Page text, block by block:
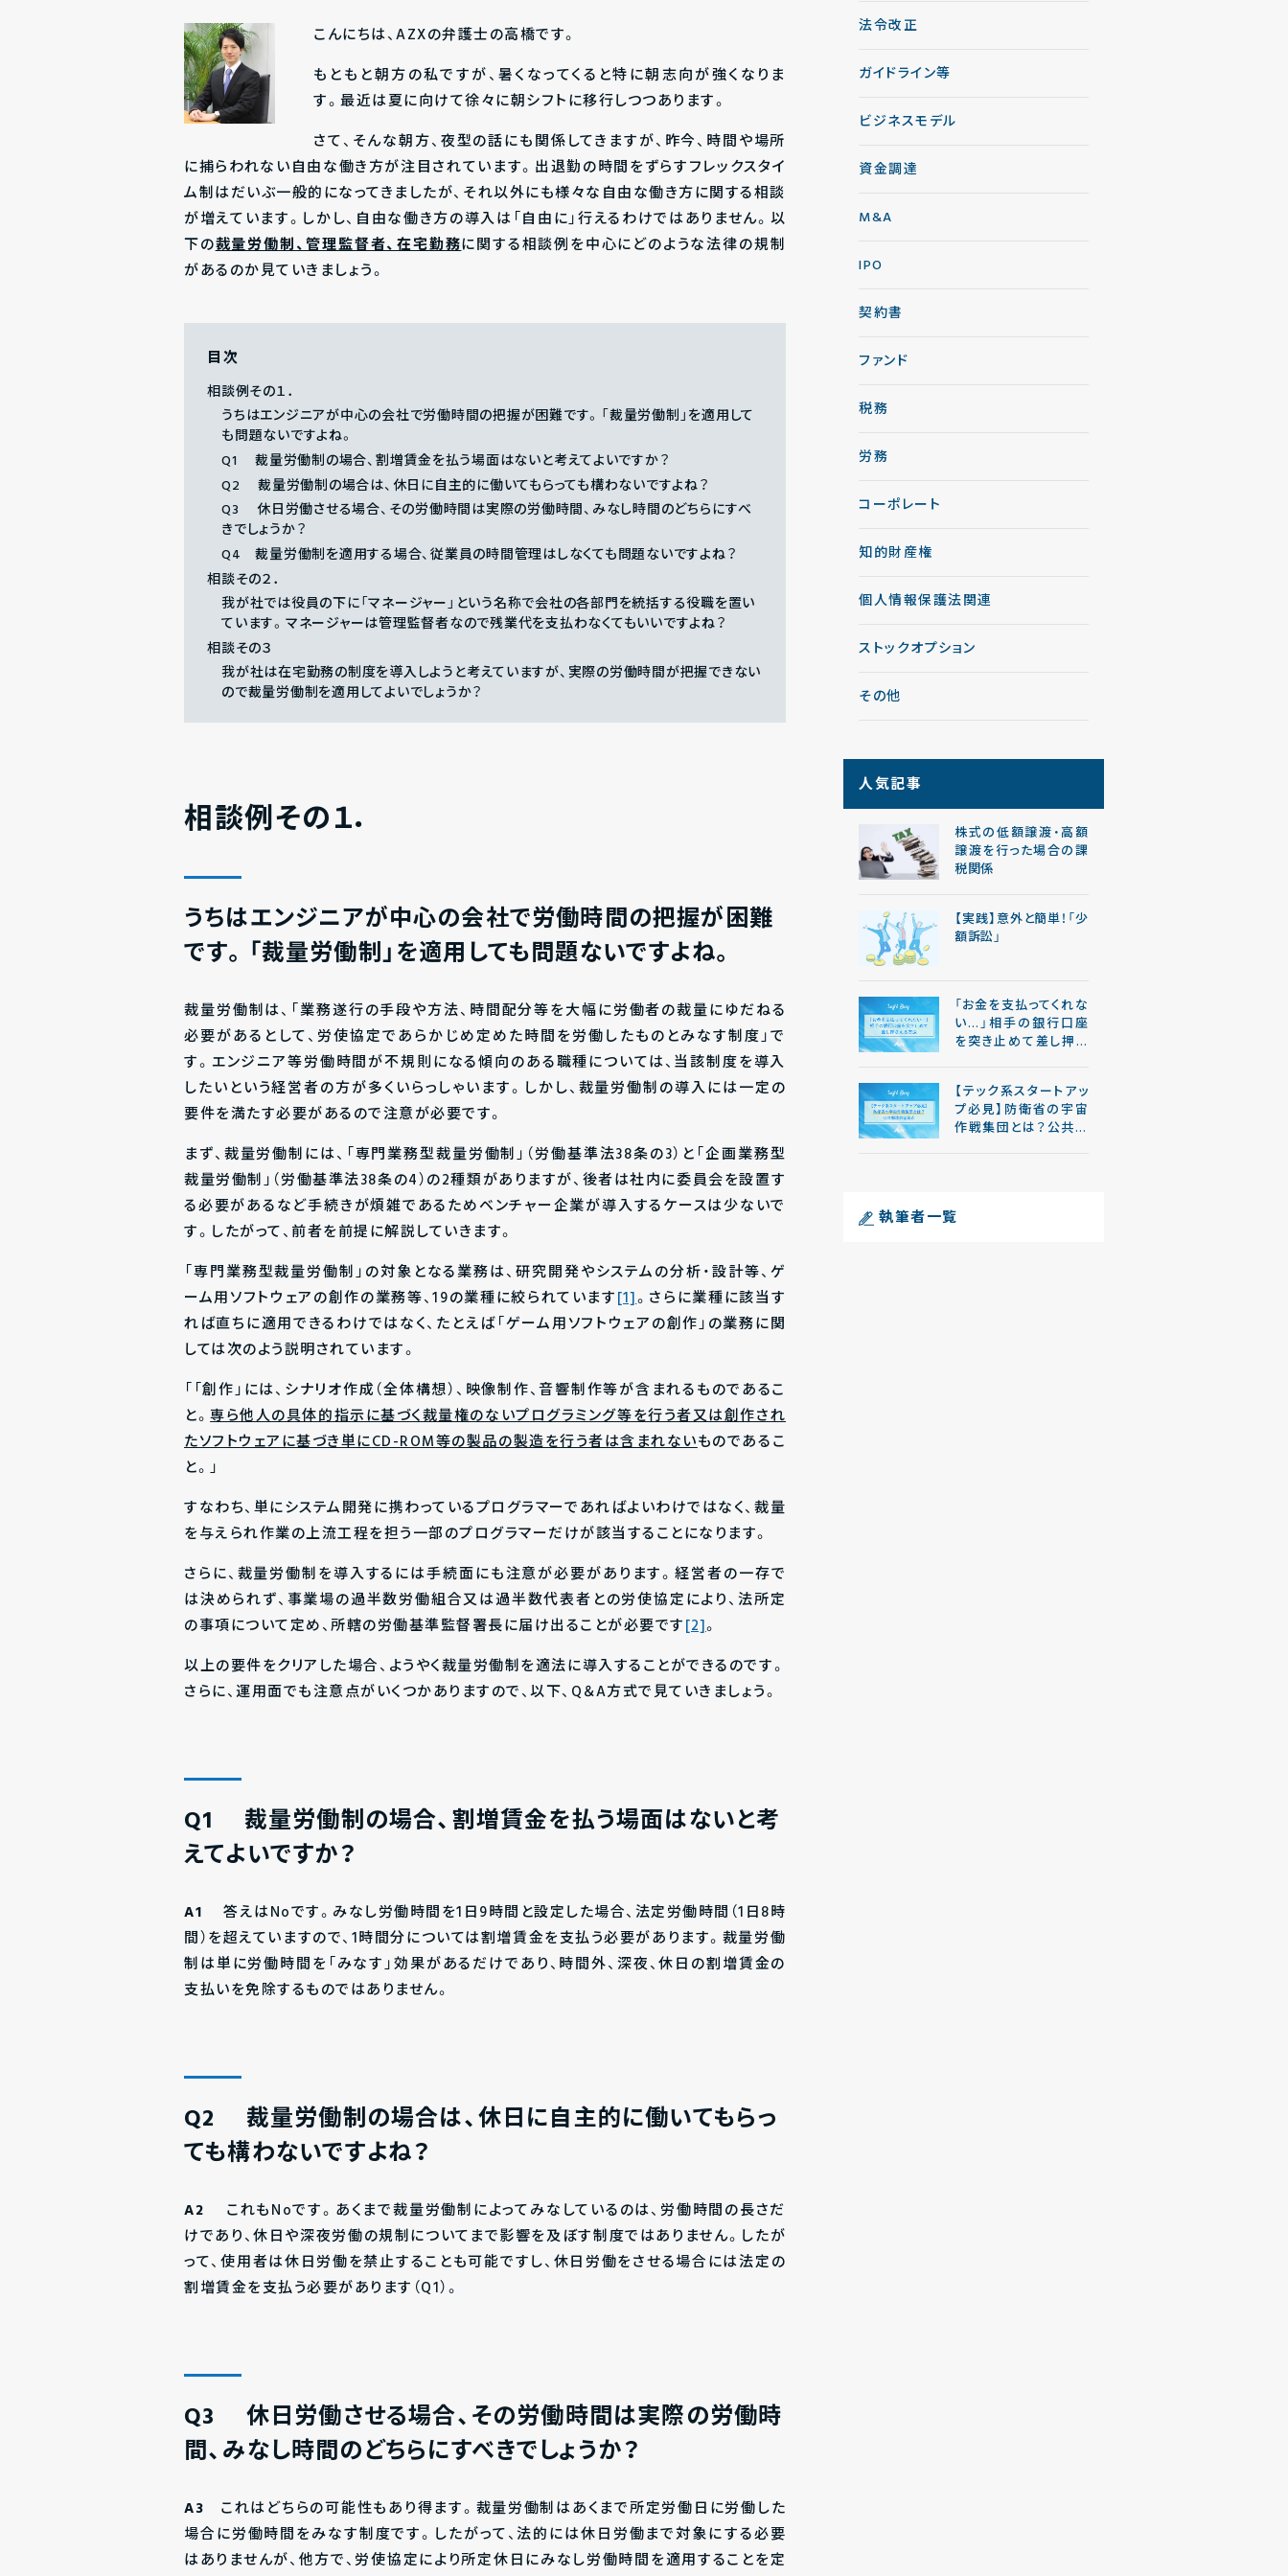
こんにちは、AZXの弁護士の高橋です。
もともと朝方の私ですが、暑くなってくると特に朝志向が強くなりま
す。最近は夏に向けて徐々に朝シフトに移行しつつあります。
さて、そんな朝方、夜型の話にも関係してきますが、昨今、時間や場所
に捕らわれない自由な働き方が注目されています。出退勤の時間をずらすフレックスタイ
ム制はだいぶ一般的になってきましたが、それ以外にも様々な自由な働き方に関する相談
が増えています。しかし、自由な働き方の導入は「自由に」行えるわけではありません。以
下の裁量労働制、管理監督者、在宅勤務に関する相談例を中心にどのような法律の規制
があるのか見ていきましょう。
目次
相談例その１．
うちはエンジニアが中心の会社で労働時間の把握が困難です。「裁量労働制」を適用して
も問題ないですよね。
Q1 裁量労働制の場合、割増賃金を払う場面はないと考えてよいですか？
Q2 裁量労働制の場合は、休日に自主的に働いてもらっても構わないですよね？
Q3 休日労働させる場合、その労働時間は実際の労働時間、みなし時間のどちらにすべ
きでしょうか？
Q4 裁量労働制を適用する場合、従業員の時間管理はしなくても問題ないですよね？
相談その２．
我が社では役員の下に「マネージャー」という名称で会社の各部門を統括する役職を置い
ています。マネージャーは管理監督者なので残業代を支払わなくてもいいですよね？
相談その３
我が社は在宅勤務の制度を導入しようと考えていますが、実際の労働時間が把握できない
ので裁量労働制を適用してよいでしょうか？
相談例その１．
うちはエンジニアが中心の会社で労働時間の把握が困難
です。「裁量労働制」を適用しても問題ないですよね。
裁量労働制は、「業務遂行の手段や方法、時間配分等を大幅に労働者の裁量にゆだねる
必要があるとして、労使協定であらかじめ定めた時間を労働したものとみなす制度」で
す。エンジニア等労働時間が不規則になる傾向のある職種については、当該制度を導入
したいという経営者の方が多くいらっしゃいます。しかし、裁量労働制の導入には一定の
要件を満たす必要があるので注意が必要です。
まず、裁量労働制には、「専門業務型裁量労働制」（労働基準法38条の3）と「企画業務型
裁量労働制」（労働基準法38条の4）の2種類がありますが、後者は社内に委員会を設置す
る必要があるなど手続きが煩雑であるためベンチャー企業が導入するケースは少ないで
す。したがって、前者を前提に解説していきます。
「専門業務型裁量労働制」の対象となる業務は、研究開発やシステムの分析・設計等、ゲ
ーム用ソフトウェアの創作の業務等、19の業種に絞られています[1]。さらに業種に該当す
れば直ちに適用できるわけではなく、たとえば「ゲーム用ソフトウェアの創作」の業務に関
しては次のよう説明されています。
「「創作」には、シナリオ作成（全体構想）、映像制作、音響制作等が含まれるものであるこ
と。専ら他人の具体的指示に基づく裁量権のないプログラミング等を行う者又は創作され
たソフトウェアに基づき単にCD-ROM等の製品の製造を行う者は含まれないものであるこ
と。」
すなわち、単にシステム開発に携わっているプログラマーであればよいわけではなく、裁量
を与えられ作業の上流工程を担う一部のプログラマーだけが該当することになります。
さらに、裁量労働制を導入するには手続面にも注意が必要があります。経営者の一存で
は決められず、事業場の過半数労働組合又は過半数代表者との労使協定により、法所定
の事項について定め、所轄の労働基準監督署長に届け出ることが必要です[2]。
以上の要件をクリアした場合、ようやく裁量労働制を適法に導入することができるのです。
さらに、運用面でも注意点がいくつかありますので、以下、Q＆A方式で見ていきましょう。
Q1 裁量労働制の場合、割増賃金を払う場面はないと考
えてよいですか？
A1 答えはNoです。みなし労働時間を1日9時間と設定した場合、法定労働時間（1日8時
間）を超えていますので、1時間分については割増賃金を支払う必要があります。裁量労働
制は単に労働時間を「みなす」効果があるだけであり、時間外、深夜、休日の割増賃金の
支払いを免除するものではありません。
Q2 裁量労働制の場合は、休日に自主的に働いてもらっ
ても構わないですよね？
A2 これもNoです。あくまで裁量労働制によってみなしているのは、労働時間の長さだ
けであり、休日や深夜労働の規制についてまで影響を及ぼす制度ではありません。したが
って、使用者は休日労働を禁止することも可能ですし、休日労働をさせる場合には法定の
割増賃金を支払う必要があります（Q1）。
Q3 休日労働させる場合、その労働時間は実際の労働時
間、みなし時間のどちらにすべきでしょうか？
A3 これはどちらの可能性もあり得ます。裁量労働制はあくまで所定労働日に労働した
場合に労働時間をみなす制度です。したがって、法的には休日労働まで対象にする必要
はありませんが、他方で、労使協定により所定休日にみなし労働時間を適用することを定
法令改正
ガイドライン等
ビジネスモデル
資金調達
M&A
IPO
契約書
ファンド
税務
労務
コーポレート
知的財産権
個人情報保護法関連
ストックオプション
その他
人気記事
株式の低額譲渡・高額
譲渡を行った場合の課
税関係
【実践】意外と簡単！「少
額訴訟」
「お金を支払ってくれな
い…」相手の銀行口座
を突き止めて差し押さ
【テック系スタートアッ
プ必見】防衛省の宇宙
作戦集団とは？公共調
執筆者一覧